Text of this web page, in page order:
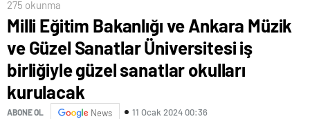
275 okunma
Milli Eğitim Bakanlığı ve Ankara Müzik
ve Güzel Sanatlar Üniversitesi iş
birliğiyle güzel sanatlar okulları
kurulacak
ABONE OL News 11 Ocak 2024 00:36